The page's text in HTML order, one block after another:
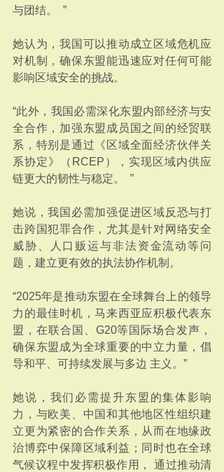
与团结。  ”
她认为，我国可以推动成立区域危机应
对机制，确保东盟能迅速应对任何可能
影响区域安全的挑战。
“此外，我国必需深化东盟内部经济与安
全合作，加强东盟成员国之间的经贸联
系，特别是通过《区域全面经济伙伴关
系协定》（RCEP），实现区域内供应
链更大的韧性与稳定。  ”
她说，我国必需加强促进区域反恐与打
击跨国犯罪合作，尤其是针对网络安全
威胁、人口贩运与非法资金流动等问
题，建立更有效的执法协作机制。
“2025年是推动东盟在全球舞台上的领导
力的最佳时机，马来西亚应积极代表东
盟，在联合国、G20等国际场合发声，
确保东盟成为全球重要的中立力量，倡
导和平、可持续发展与多边 主义。”
她说，我们必需提升东盟的集体影响
力，与欧美、中国和其他地区性组织建
立更为紧密的合作关系，从而在地缘政
治博弈中保障区域利益；同时也在全球
气候议程中发挥积极作用， 通过推动清